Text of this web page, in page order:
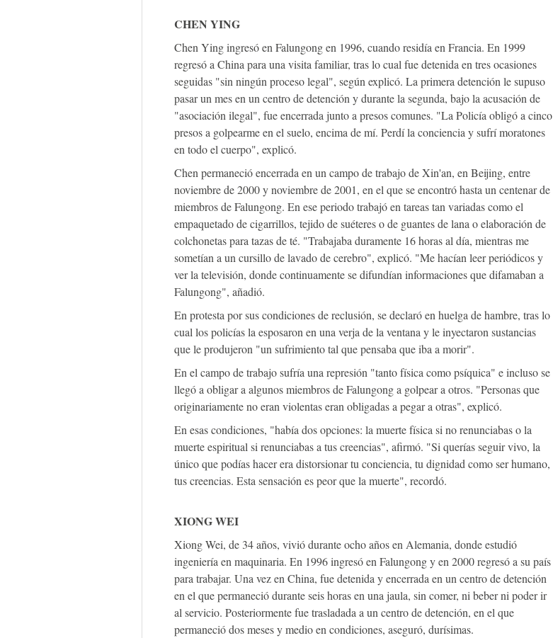
CHEN YING
Chen Ying ingresó en Falungong en 1996, cuando residía en Francia. En 1999
regresó a China para una visita familiar, tras lo cual fue detenida en tres ocasiones
seguidas "sin ningún proceso legal", según explicó. La primera detención le supuso
pasar un mes en un centro de detención y durante la segunda, bajo la acusación de
"asociación ilegal", fue encerrada junto a presos comunes. "La Policía obligó a cinco
presos a golpearme en el suelo, encima de mí. Perdí la conciencia y sufrí moratones
en todo el cuerpo", explicó.
Chen permaneció encerrada en un campo de trabajo de Xin'an, en Beijing, entre
noviembre de 2000 y noviembre de 2001, en el que se encontró hasta un centenar de
miembros de Falungong. En ese periodo trabajó en tareas tan variadas como el
empaquetado de cigarrillos, tejido de suéteres o de guantes de lana o elaboración de
colchonetas para tazas de té. "Trabajaba duramente 16 horas al día, mientras me
sometían a un cursillo de lavado de cerebro", explicó. "Me hacían leer periódicos y
ver la televisión, donde continuamente se difundían informaciones que difamaban a
Falungong", añadió.
En protesta por sus condiciones de reclusión, se declaró en huelga de hambre, tras lo
cual los policías la esposaron en una verja de la ventana y le inyectaron sustancias
que le produjeron "un sufrimiento tal que pensaba que iba a morir".
En el campo de trabajo sufría una represión "tanto física como psíquica" e incluso se
llegó a obligar a algunos miembros de Falungong a golpear a otros. "Personas que
originariamente no eran violentas eran obligadas a pegar a otras", explicó.
En esas condiciones, "había dos opciones: la muerte física si no renunciabas o la
muerte espiritual si renunciabas a tus creencias", afirmó. "Si querías seguir vivo, la
único que podías hacer era distorsionar tu conciencia, tu dignidad como ser humano,
tus creencias. Esta sensación es peor que la muerte", recordó.
XIONG WEI
Xiong Wei, de 34 años, vivió durante ocho años en Alemania, donde estudió
ingeniería en maquinaria. En 1996 ingresó en Falungong y en 2000 regresó a su país
para trabajar. Una vez en China, fue detenida y encerrada en un centro de detención
en el que permaneció durante seis horas en una jaula, sin comer, ni beber ni poder ir
al servicio. Posteriormente fue trasladada a un centro de detención, en el que
permaneció dos meses y medio en condiciones, aseguró, durísimas.